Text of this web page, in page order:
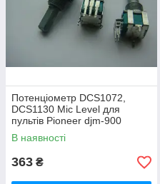
Потенціометр DCS1072,
DCS1130 Mic Level для
пультів Pioneer djm-900
В наявності
363 ₴